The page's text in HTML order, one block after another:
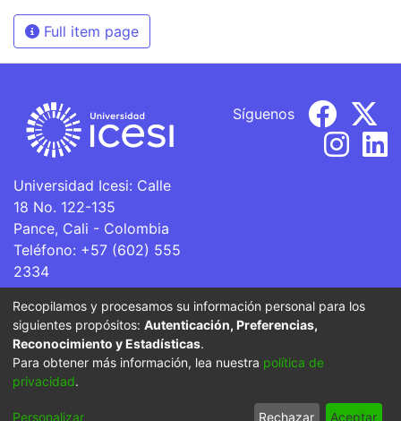
Full item page
Universidad Icesi: Calle
18 No. 122-135
Pance, Cali - Colombia
Teléfono: +57 (602) 555
2334
ventanillaunica@icesi.edu.co
Síguenos
La Universidad Icesi es una Institución de Educación
Superior que se encuentra sujeta a inspección y vigilancia
por parte del Ministerio de Educación Nacional.
Cookie End User Send
Recopilamos y procesamos su información personal para los
siguientes propósitos: Autenticación, Preferencias,
Reconocimiento y Estadísticas.
Para obtener más información, lea nuestra política de
privacidad.
Personalizar Rechazar Aceptar